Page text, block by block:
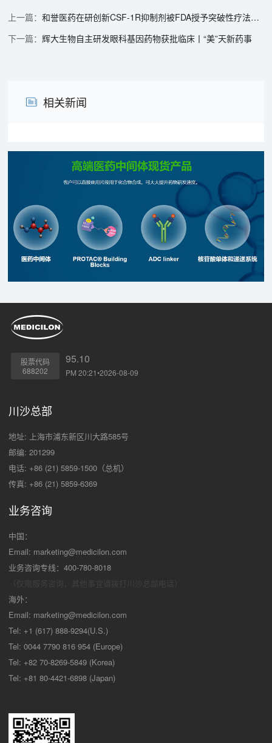
和誉医药在研创新CSF-1R抑制剂被FDA授予突破性疗法认定丨“美”天新药事
辉大生物自主研发眼科基因药物获批临床丨“美”天新药事
相关新闻
股票代码
688202
95.10
PM 20:21•2026-08-09
川沙总部
地址: 上海市浦东新区川大路585号
邮编: 201299
电话: +86 (21) 5859-1500（总机）
传真: +86 (21) 5859-6369
业务咨询
中国：
Email: marketing@medicilon.com
业务咨询专线：400-780-8018
海外：
Email: marketing@medicilon.com
Tel: +1 (617) 888-9294(U.S.)
Tel: 0044 7790 816 954 (Europe)
Tel: +82 70-8269-5849 (Korea)
Tel: +81 80-4421-6898 (Japan)